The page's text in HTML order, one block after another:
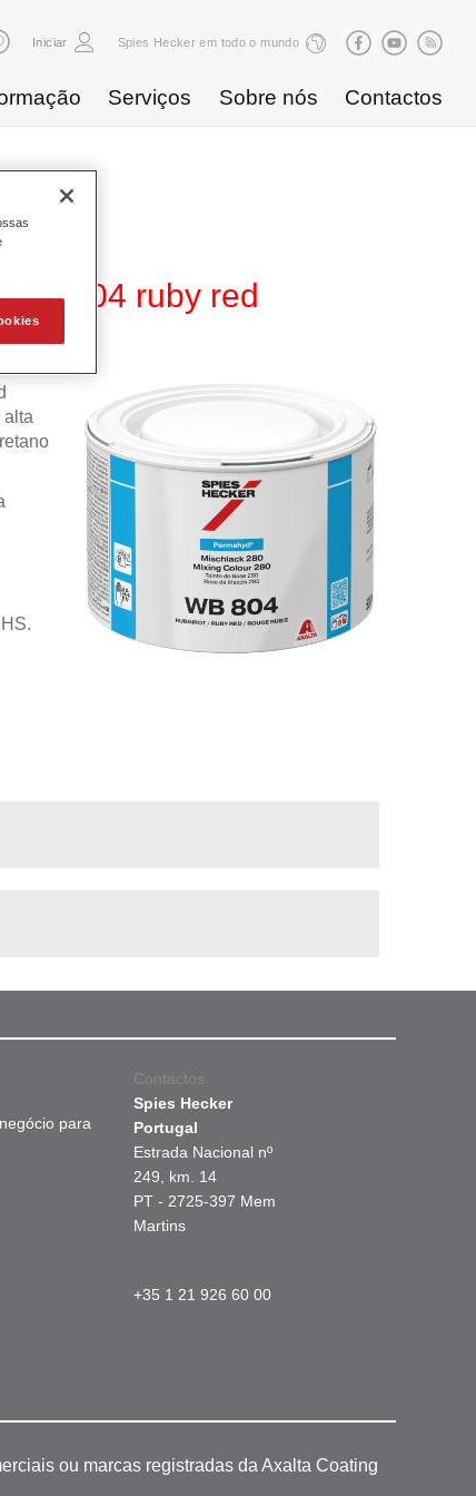
Iniciar Spies Hecker em todo o mundo
Serviços Sobre nós Contactos
804 ruby red
alta
para
Contactos
Spies Hecker
Portugal
Estrada Nacional nº
249, km. 14
PT - 2725-397 Mem
Martins
+35 1 21 926 60 00
ou marcas registradas da Axalta Coating